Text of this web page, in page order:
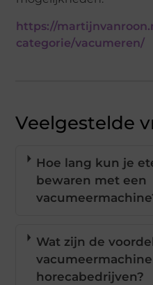
https://
categorie/vacumeren/
Veelgestelde
Hoe lang kun je
bewaren met een
Wat zijn de
horecabedrijven?